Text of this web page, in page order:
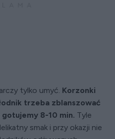
tylko umyć. Korzonki
trzeba zblanszować
gotujemy 8-10 min. Tyle
smak i przy okazji nie